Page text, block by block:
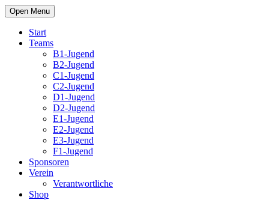
Open Menu
Start
Teams
B1-Jugend
B2-Jugend
C1-Jugend
C2-Jugend
D1-Jugend
D2-Jugend
E1-Jugend
E2-Jugend
E3-Jugend
F1-Jugend
Sponsoren
Verein
Verantwortliche
Shop